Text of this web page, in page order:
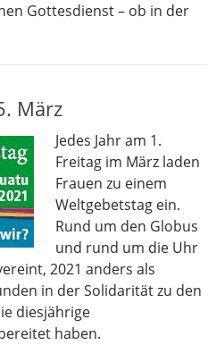
Gottesdienst – ob in der
März
Jedes Jahr am 1.
Freitag im März laden
Frauen zu einem
Weltgebetstag ein.
Rund um den Globus
und rund um die Uhr
2021 anders als
in der Solidarität zu den
diesjährige
haben.